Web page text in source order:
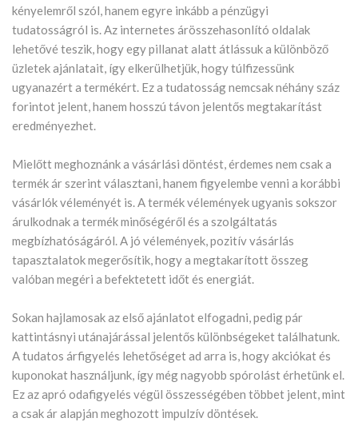
kényelemről szól, hanem egyre inkább a pénzügyi
tudatosságról is. Az internetes árösszehasonlító oldalak
lehetővé teszik, hogy egy pillanat alatt átlássuk a különböző
üzletek ajánlatait, így elkerülhetjük, hogy túlfizessünk
ugyanazért a termékért. Ez a tudatosság nemcsak néhány száz
forintot jelent, hanem hosszú távon jelentős megtakarítást
eredményezhet.
Mielőtt meghoznánk a vásárlási döntést, érdemes nem csak a
termék ár szerint választani, hanem figyelembe venni a korábbi
vásárlók véleményét is. A termék vélemények ugyanis sokszor
árulkodnak a termék minőségéről és a szolgáltatás
megbízhatóságáról. A jó vélemények, pozitív vásárlás
tapasztalatok megerősítik, hogy a megtakarított összeg
valóban megéri a befektetett időt és energiát.
Sokan hajlamosak az első ajánlatot elfogadni, pedig pár
kattintásnyi utánajárással jelentős különbségeket találhatunk.
A tudatos árfigyelés lehetőséget ad arra is, hogy akciókat és
kuponokat használjunk, így még nagyobb spórolást érhetünk el.
Ez az apró odafigyelés végül összességében többet jelent, mint
a csak ár alapján meghozott impulzív döntések.